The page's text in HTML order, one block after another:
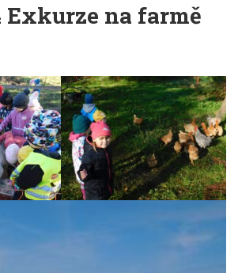
Exkurze na farmě